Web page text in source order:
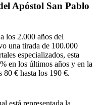
Apóstol San Pablo
los 2.000 años del
una tirada de 100.000
especializados, esta
en los últimos años y en la
80 € hasta los 190 €.
está representada la